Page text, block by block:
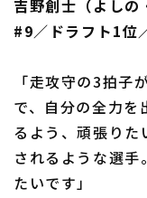
オリック
吉野創士（よし
#9／ドラフト1位
「走攻守の3拍子
で、自分の全力を
るよう、頑張りた
されるような選手
たいです」